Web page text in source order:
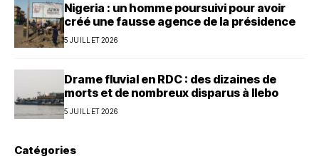
Nigeria : un homme poursuivi pour avoir
créé une fausse agence de la présidence
5 JUILLET 2026
Drame fluvial en RDC : des dizaines de
morts et de nombreux disparus à Ilebo
5 JUILLET 2026
Catégories